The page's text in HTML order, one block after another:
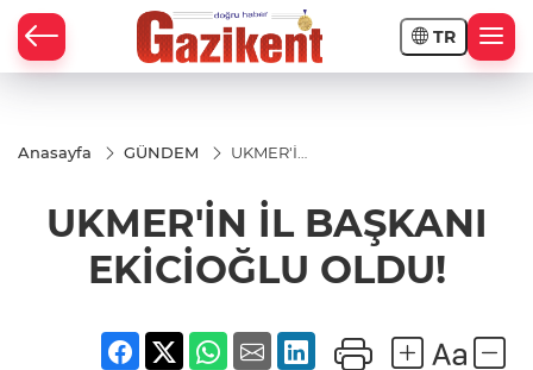
TR
Anasayfa GÜNDEM
UKMER'İN
EKİCİOĞLU
OLDU!
UKMER'İN İL BAŞKANI
EKİCİOĞLU OLDU!